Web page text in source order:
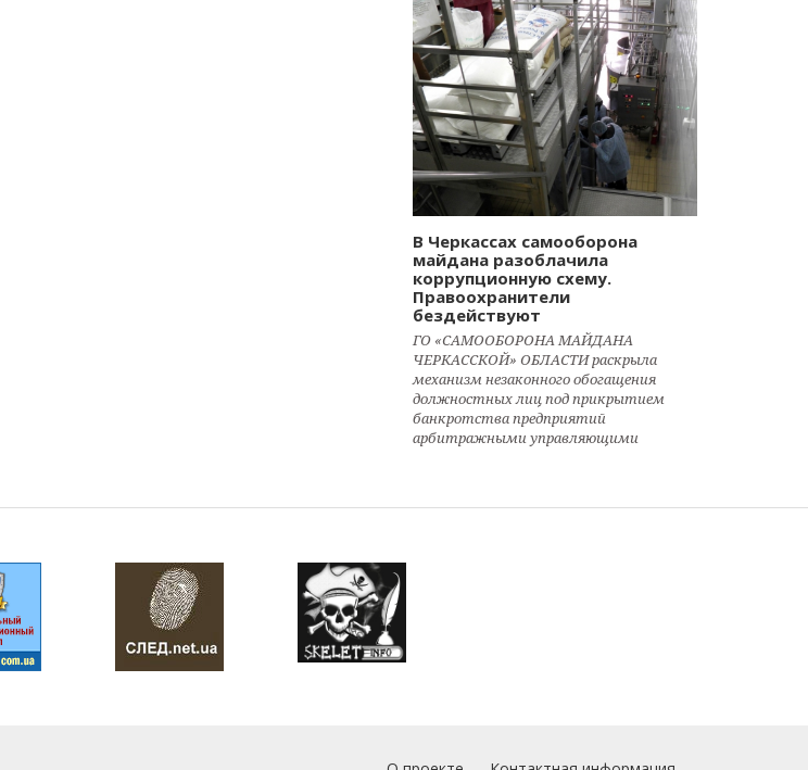
В Черкассах самооборона
майдана разоблачила
коррупционную схему.
Правоохранители
бездействуют
ГО «САМООБОРОНА МАЙДАНА
ЧЕРКАССКОЙ» ОБЛАСТИ раскрыла
механизм незаконного обогащения
должностных лиц под прикрытием
банкротства предприятий
арбитражными управляющими